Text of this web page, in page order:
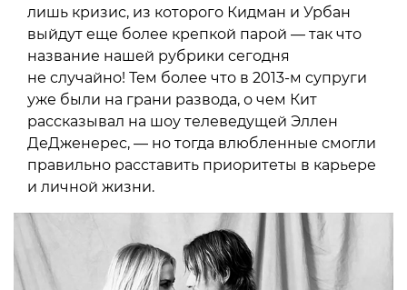
лишь кризис, из которого Кидман и Урбан
выйдут еще более крепкой парой — так что
название нашей рубрики сегодня
не случайно! Тем более что в 2013-м супруги
уже были на грани развода, о чем Кит
рассказывал на шоу телеведущей Эллен
ДеДженерес, — но тогда влюбленные смогли
правильно расставить приоритеты в карьере
и личной жизни.